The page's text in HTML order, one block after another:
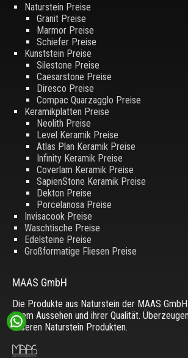
Naturstein Preise
Granit Preise
Marmor Preise
Schiefer Preise
Kunststein Preise
Silestone Preise
Caesarstone Preise
Diresco Preise
Compac Quarzagglo Preise
Keramikplatten Preise
Neolith Preise
Level Keramik Preise
Atlas Plan Keramik Preise
Infinity Keramik Preise
Coverlam Keramik Preise
SapienStone Keramik Preise
Dekton Preise
Porcelanosa Preise
Invisacook Preise
Waschtische Preise
Edelsteine Preise
Großformatige Fliesen Preise
MAAS GmbH
Die Produkte aus Naturstein der MAAS
ihrem Aussehen und ihrer Qualität.
unseren Naturstein Produkten.